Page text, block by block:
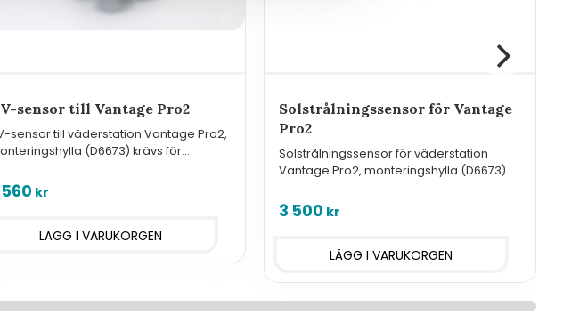
sensor till Vantage Pro2
sensor till väderstation Vantage Pro2,
(D6673) krävs för
kr
Solstrålningssensor för Vantage
Pro2
Solstrålningssensor för väderstation
Vantage Pro2, monteringshylla (D6673)
3 500 kr